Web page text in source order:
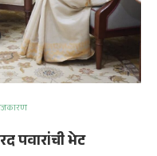
पवारांची भेट